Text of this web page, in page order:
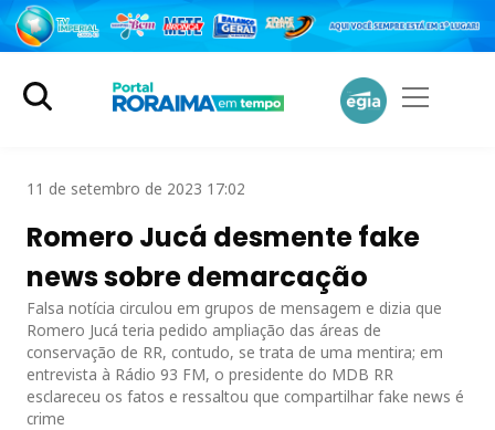
11 de setembro de 2023 17:02
Romero Jucá desmente fake
news sobre demarcação
Falsa notícia circulou em grupos de mensagem e dizia que
Romero Jucá teria pedido ampliação das áreas de
conservação de RR, contudo, se trata de uma mentira; em
entrevista à Rádio 93 FM, o presidente do MDB RR
esclareceu os fatos e ressaltou que compartilhar fake news é
crime